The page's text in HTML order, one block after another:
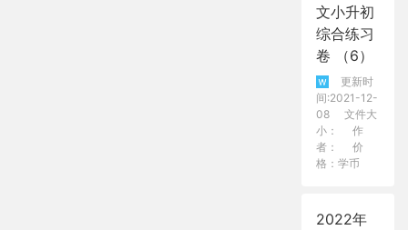
文小升初
综合练习
卷 （6）
更新时
间:2021-12-
08
文件大
小：
作
者：
价
格：学币
2022年